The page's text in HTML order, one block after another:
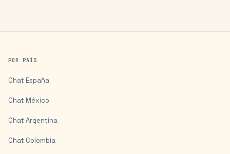
POR PAÍS
Chat España
Chat México
Chat Argentina
Chat Colombia